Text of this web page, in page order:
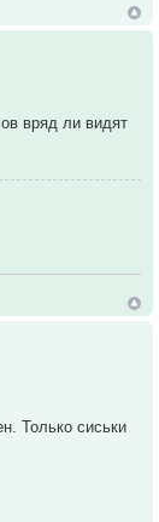
вряд ли видят
Только сиськи